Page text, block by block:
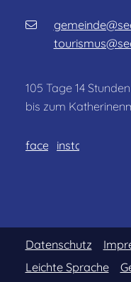
105 Tage 14 Stunden
bis zum
facebookinstagram
Datenschutz
Leichte Sprache